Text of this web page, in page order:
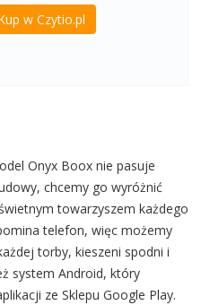
w Czytio.pl
Onyx Boox nie pasuje
chcemy go wyróżnić
towarzyszem każdego
telefon, więc możemy
torby, kieszeni spodni i
system Android, który
ze Sklepu Google Play.